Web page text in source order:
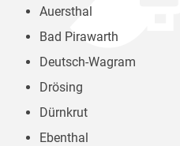
Auersthal
Bad Pirawarth
Deutsch-Wagram
Drösing
Dürnkrut
Ebenthal